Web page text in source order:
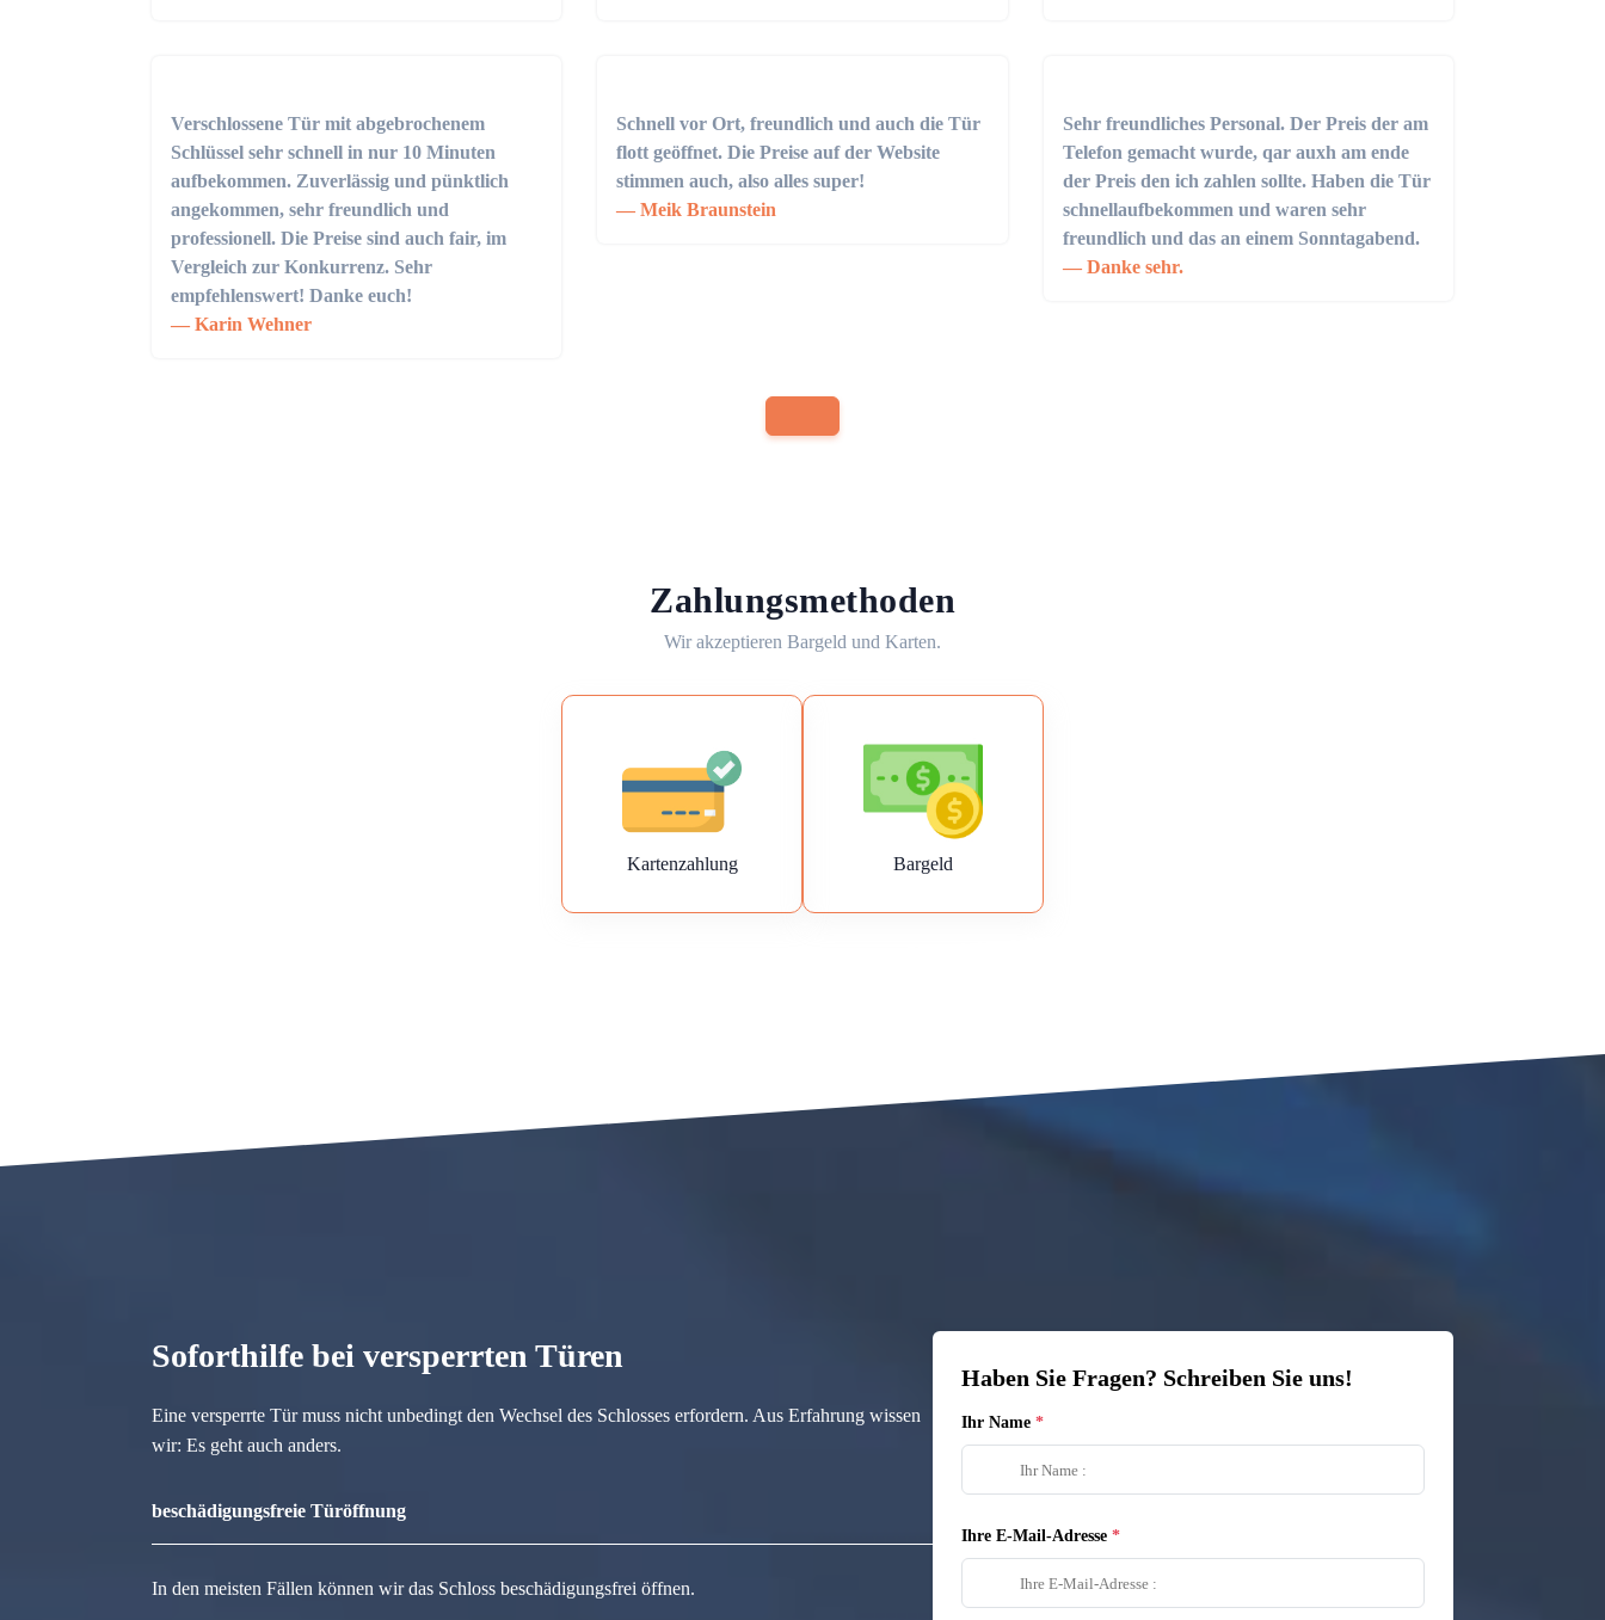
Verschlossene Tür mit abgebrochenem
Schlüssel sehr schnell in nur 10 Minuten
aufbekommen. Zuverlässig und pünktlich
angekommen, sehr freundlich und
professionell. Die Preise sind auch fair, im
Vergleich zur Konkurrenz. Sehr
empfehlenswert! Danke euch!
Karin Wehner
Schnell vor Ort, freundlich und auch die Tür
flott geöffnet. Die Preise auf der Website
stimmen auch, also alles super!
Meik Braunstein
Sehr freundliches Personal. Der Preis der am
Telefon gemacht wurde, qar auxh am ende
der Preis den ich zahlen sollte. Haben die Tür
schnellaufbekommen und waren sehr
freundlich und das an einem Sonntagabend.
Danke sehr.
Zahlungsmethoden
Wir akzeptieren Bargeld und Karten.
Kartenzahlung Bargeld
Soforthilfe bei versperrten Türen
Eine versperrte Tür muss nicht unbedingt den Wechsel des Schlosses erfordern. Aus Erfahrung wissen
wir: Es geht auch anders.
beschädigungsfreie Türöffnung
In den meisten Fällen können wir das Schloss beschädigungsfrei öffnen.
Haben Sie Fragen? Schreiben Sie uns!
Ihr Name
Ihre E-Mail-Adresse